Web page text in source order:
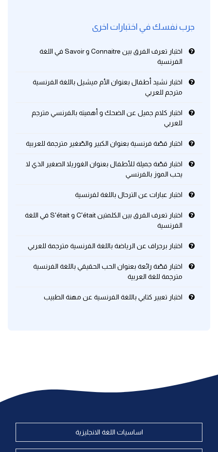
كلمات بحرف w
كلمات بحرف x
اغلق النافذة
جرب نفسك في اختبارات اخرى
اختبار تعرف الفرق بين Connaitre و Savoir في اللغة
الفرنسية
اختبار نشيد أطفال بعنوان الأم ميشيل باللغة الفرنسية
مترجم للعربي
اختبار كلام جميل عن الضحك و أهميته بالفرنسي مترجم
للعربي
اختبار قصّة فرنسية بعنوان الكبير والصّغير مترجمة للعربية
اختبار قصّة جميلة للأطفال بعنوان الغوريلا الصغير الذي لا
يحب الموز بالفرنسي
اختبار عبارات عن الترحال باللغة لفرنسية
اختبار تعرف الفرق بين الكلمتين C'était و S'était في اللغة
الفرنسية
اختبار برجراف عن الرياضة باللغة الفرنسية مترجمة للعربي
اختبار قصّة رائعة بعنوان الحب الحقيقي باللغة الفرنسية
مترجمة للغة العربية
اختبار تعبير كتابي باللغة الفرنسية عن مهنة الطبيب
اساسيات اللغة الانجليزية